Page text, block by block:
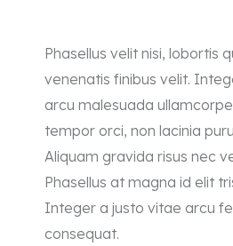
Phasellus velit nisi, lobortis
venenatis finibus velit.
arcu malesuada
tempor orci, non lacinia
Aliquam gravida risus nec
Phasellus at magna id elit
Integer a justo vitae arcu
consequat.